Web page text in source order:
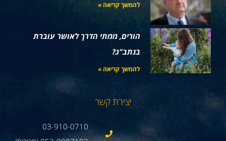
להמשך קריאה »
הורים, ממתי הדרך לאושר עוברת
בנתב"ג?
להמשך קריאה »
יצירת קשר
03-910-0710